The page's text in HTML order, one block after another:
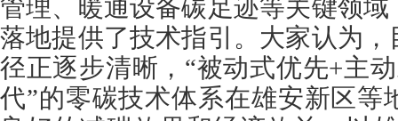
管理、暖通设备碳足迹等关键领
落地提供了技术指引。大家认为
径正逐步清晰，“被动式优先+主
代”的零碳技术体系在雄安新区等